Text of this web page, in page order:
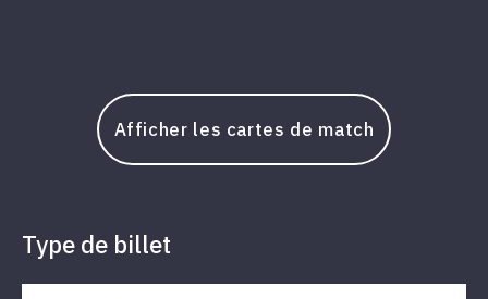
Afficher les cartes de match
Type de billet